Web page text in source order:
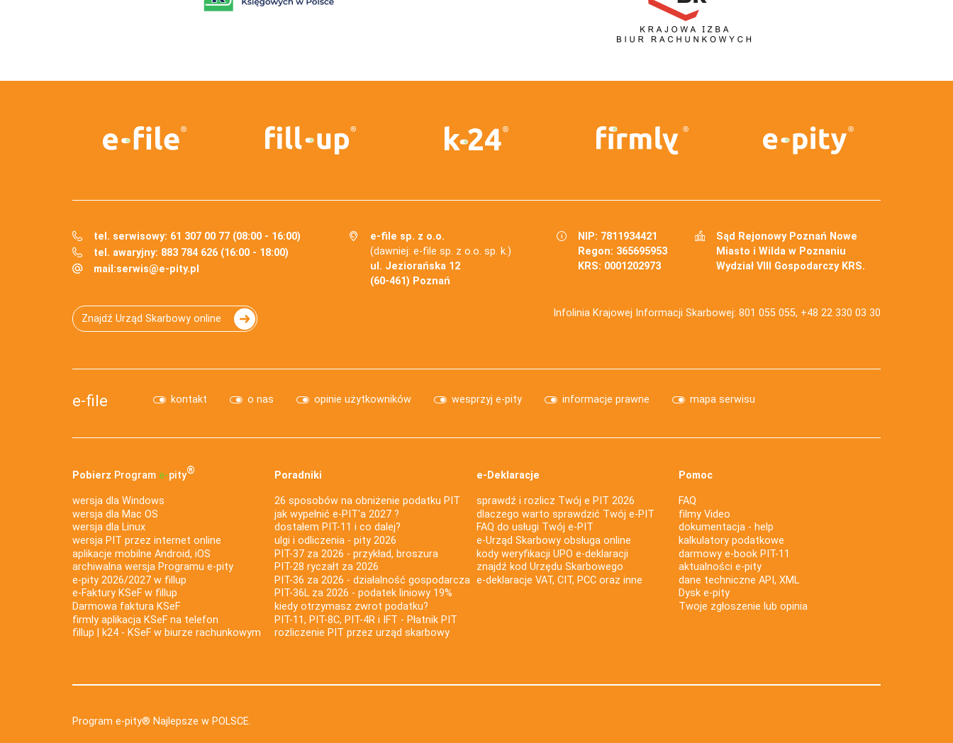
tel. serwisowy: 61 307 00 77 (08:00 - 16:00)
tel. awaryjny: 883 784 626 (16:00 - 18:00)
mail:serwis@e-pity.pl
e-file sp. z o.o.
(dawniej: e-file sp. z o.o. sp. k.)
ul. Jeziorańska 12
(60-461) Poznań
NIP: 7811934421
Regon: 365695953
KRS: 0001202973
Sąd Rejonowy Poznań Nowe
Miasto i Wilda w Poznaniu
Wydział VIII Gospodarczy KRS.
Znajdź Urząd Skarbowy online Infolinia Krajowej Informacji Skarbowej: 801 055 055, +48 22 330 03 30
e-file kontakt o nas opinie użytkowników wesprzyj e-pity informacje prawne mapa serwisu
Pobierz Program e‑pity®
wersja dla Windows
wersja dla Mac OS
wersja dla Linux
wersja PIT przez internet online
aplikacje mobilne Android, iOS
archiwalna wersja Programu e-pity
e-pity 2026/2027 w fillup
e‑Faktury KSeF w fillup
Darmowa faktura KSeF
firmly aplikacja KSeF na telefon
fillup | k24 - KSeF w biurze rachunkowym
Poradniki
26 sposobów na obniżenie podatku PIT
jak wypełnić e-PIT'a 2027 ?
dostałem PIT-11 i co dalej?
ulgi i odliczenia - pity 2026
PIT-37 za 2026 - przykład, broszura
PIT-28 ryczałt za 2026
PIT-36 za 2026 - działalność gospodarcza
PIT-36L za 2026 - podatek liniowy 19%
kiedy otrzymasz zwrot podatku?
PIT-11, PIT-8C, PIT-4R i IFT - Płatnik PIT
rozliczenie PIT przez urząd skarbowy
e-Deklaracje
sprawdź i rozlicz Twój e PIT 2026
dlaczego warto sprawdzić Twój e-PIT
FAQ do usługi Twój e-PIT
e-Urząd Skarbowy obsługa online
kody weryfikacji UPO e-deklaracji
znajdź kod Urzędu Skarbowego
e-deklaracje VAT, CIT, PCC oraz inne
Pomoc
FAQ
filmy Video
dokumentacja - help
kalkulatory podatkowe
darmowy e-book PIT-11
aktualności e-pity
dane techniczne API, XML
Dysk e-pity
Twoje zgłoszenie lub opinia
Program e-pity® Najlepsze w POLSCE.